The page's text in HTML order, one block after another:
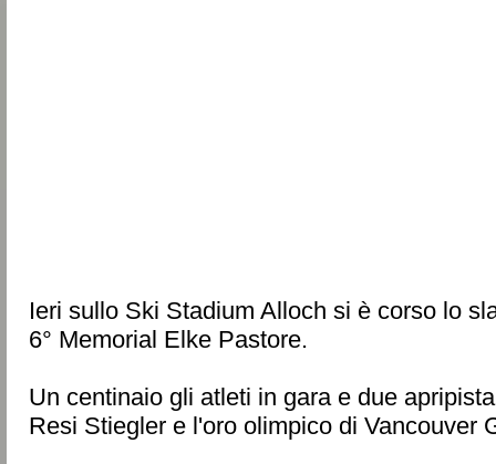
Ieri sullo Ski Stadium Alloch si è corso lo
6° Memorial Elke Pastore.
Un centinaio gli atleti in gara e due
Resi Stiegler e l'oro olimpico di Vancouver